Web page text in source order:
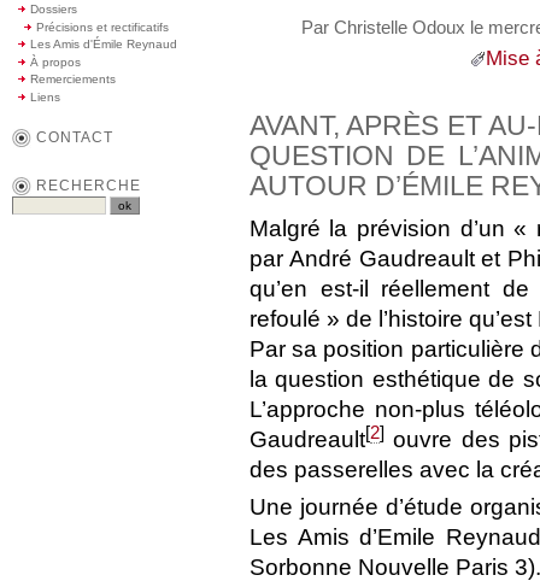
Par Christelle Odoux le
Mise
AVANT, APRÈS ET
QUESTION DE
AUTOUR D’ÉMILE
Malgré la prévision d’un
par André Gaudreault et
qu’en est-il réellement
refoulé » de l’histoire
Par sa position particulière
la question esthétique de
L’approche non-plus
Gaudreault[2]ouvre des
des passerelles avec la
Une journée d’étude
Les Amis d’Emile
Sorbonne Nouvelle Paris 3).
Dossiers
Précisions et rectificatifs
Les Amis d'Émile Reynaud
À propos
Remerciements
Liens
CONTACT
RECHERCHE